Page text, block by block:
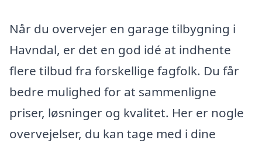
Når du overvejer en garage tilbygning i
Havndal, er det en god idé at indhente
flere tilbud fra forskellige fagfolk. Du får
bedre mulighed for at sammenligne
priser, løsninger og kvalitet. Her er nogle
overvejelser, du kan tage med i dine